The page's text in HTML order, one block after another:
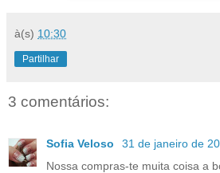
à(s) 10:30
Partilhar
3 comentários:
Sofia Veloso
31 de janeiro de
Nossa compras-te muita coisa a